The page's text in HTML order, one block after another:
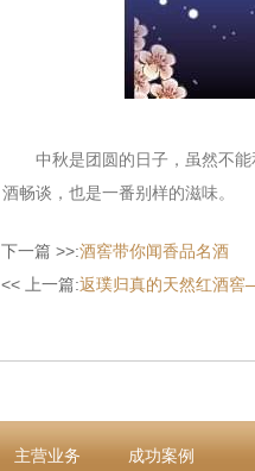
中秋是团圆的日子，虽然不能
酒畅谈，也是一番别样的滋味。
下一篇 >>:酒窖带你闻香品名酒
<< 上一篇:返璞归真的天然红酒
主营业务 成功案例